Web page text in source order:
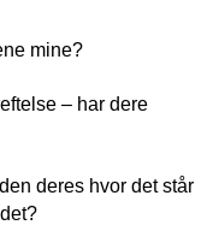
mine?
– har dere
deres hvor det står